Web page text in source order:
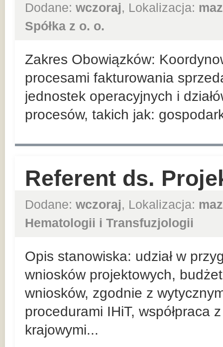
Dodane: wczoraj, Lokalizacja:
Spółka z o. o.
Zakres Obowiązków:
procesami fakturowania
jednostek operacyjnych i
procesów, takich jak:
Referent ds.
Dodane: wczoraj, Lokalizacja:
Hematologii i Transfuzjologii
Opis stanowiska: udział w
wniosków projektowych,
wniosków, zgodnie z
procedurami IHiT, współpraca
krajowymi...